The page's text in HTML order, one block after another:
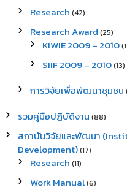
Research (42)
Research Award (25)
KIWIE 2009 – 2010
SIIF 2009 – 2010(13)
การวิจัยเพื่อพัฒนาชุมชน
รวมคู่มือปฏิบัติงาน (88)
สถาบันวิจัยและพัฒนา
Development)(17)
Research (11)
Work Manual(6)